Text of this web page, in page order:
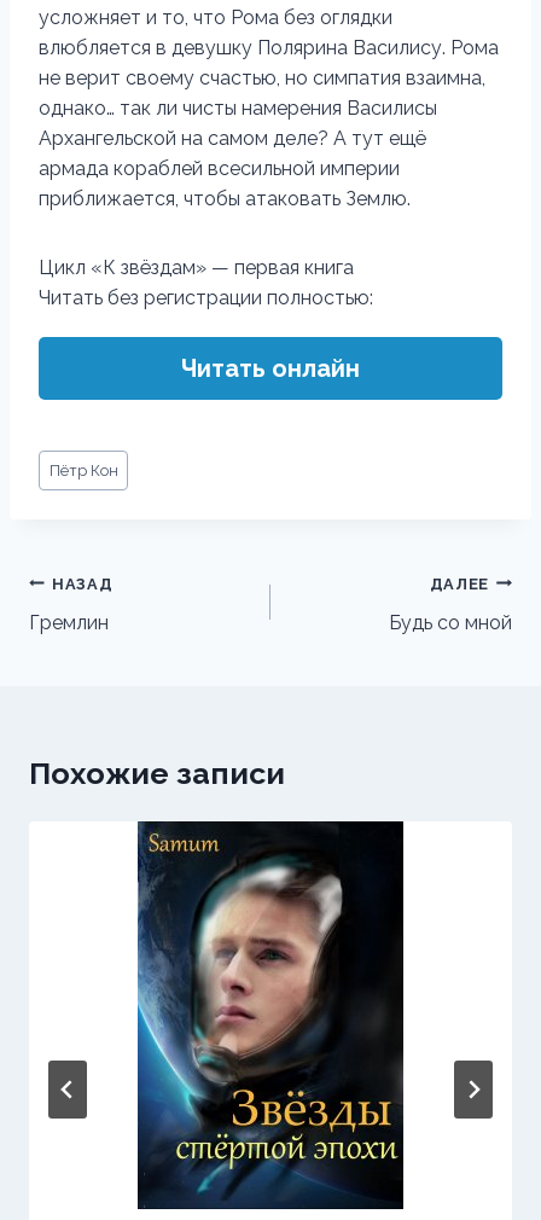
усложняет и то, что Рома без оглядки
влюбляется в девушку Полярина Василису. Рома
не верит своему счастью, но симпатия взаимна,
однако… так ли чисты намерения Василисы
Архангельской на самом деле? А тут ещё
армада кораблей всесильной империи
приближается, чтобы атаковать Землю.
Цикл «К звёздам» — первая книга
Читать без регистрации полностью:
Читать онлайн
Метки
записи:
Пётр Кон
Навигация
по
НАЗАД
Гремлин
ДАЛЕЕ
Будь со мной
Похожие записи